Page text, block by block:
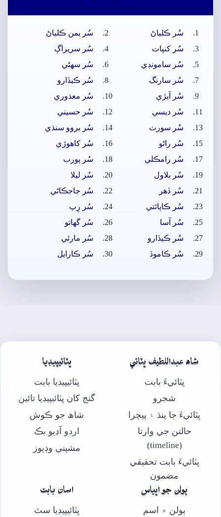
سُر ڪلياڻ
سُر يمن ڪلياڻ
سُر کنڀات
سُر سريراڳ
سُر سامونڊي
سُر سھڻي
سُر سارنگ
سُر ڪيڏارو
سُر آبڙي
سُر معذوري
سُر ديسي
سُر حسيني
سُر سورٺ
سُر بروو سنڌي
سُر راڻو
سُر کاھوڙي
سُر رامڪلي
سُر پورب
سُر بلاول
سُر ليلا
سُر ڏھر
سُر جاجڪاڻي
سُر ڪاپائتي
سُر رِپ
سُر آسا
سُر گهاتو
سُر ڪيڏارو
سُر مارئي
سُر ڪاموڏ
سُر ڪارايل
شاھ عبداللطيف ڀٽائي
ڀٽائيءَ بابت
شجرو
ڀٽائيءَ جا پنڌ ۽ پيچرا
حالتن جي وارتا
(timeline)
ڀٽائيءَ بابت تحقيقي
مضمون
ڀٽائيپيڊيا
ڀٽائيپيڊيا بابت
گنج کان ڀٽائيپيڊيا تائين
شاھ جو ڪوش
اردو آڊيو بڪ
مشيني وڊيوز
ٻولن جو اڀياس
ٻولن ۾ اسم
اسان بابت
ڀٽائيپيڊيا سٿ